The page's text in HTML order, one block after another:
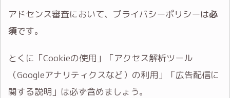
アドセンス審査において、プライバシーポリシーは必
須です。
とくに「Cookieの使用」「アクセス解析ツール
（Googleアナリティクスなど）の利用」「広告配信に
関する説明」は必ず含めましょう。